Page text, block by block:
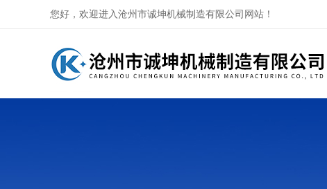
您好，欢迎进入沧州市诚坤机械制造有限公司网站！